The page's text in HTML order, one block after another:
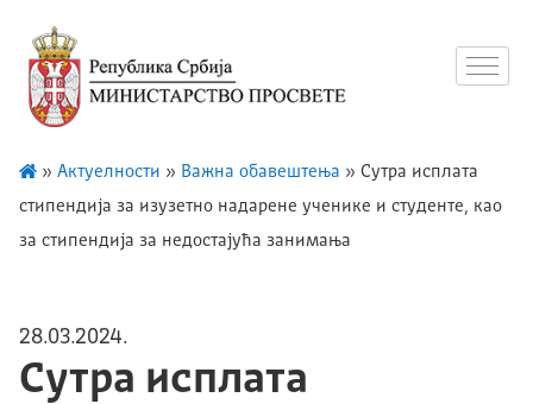
» Актуелности » Важна обавештења » Сутра исплата
стипендија за изузетно надарене ученике и студенте, као
за стипендија за недостајућа занимања
28.03.2024.
Сутра исплата